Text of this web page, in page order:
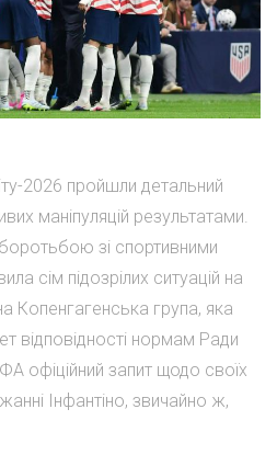
2026 пройшли детальний
маніпуляцій результатами.
зі спортивними
сім підозрілих ситуацій на
Копенгагенська група, яка
відповідності нормам Ради
офіційний запит щодо своїх
Інфантіно, звичайно ж,